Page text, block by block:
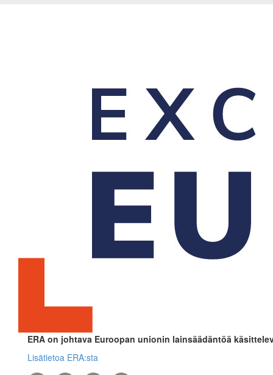
ERA on johtava Euroopan unionin lainsäädäntöä
Lisätietoa ERA:sta